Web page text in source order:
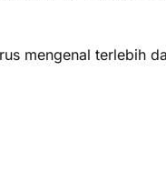
mengenal terlebih